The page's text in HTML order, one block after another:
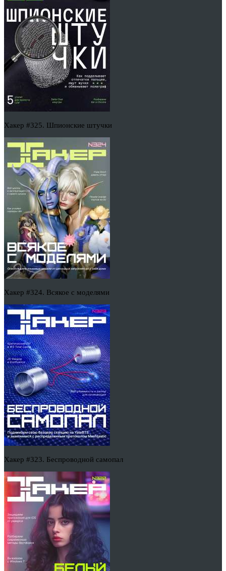
Хакер #325. Шпионские штучки
Хакер #324. Всякое с моделями
Хакер #323. Беспроводной самопал